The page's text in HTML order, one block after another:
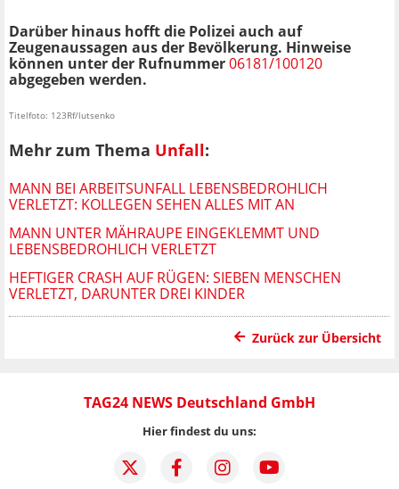
Darüber hinaus hofft die Polizei auch auf
Zeugenaussagen aus der Bevölkerung. Hinweise
können unter der Rufnummer06181/100120
abgegeben werden.
Titelfoto: 123Rf/lutsenko
Mehr zum Thema Unfall:
MANN BEI ARBEITSUNFALL LEBENSBEDROHLICH
VERLETZT: KOLLEGEN SEHEN ALLES MIT AN
MANN UNTER MÄHRAUPE EINGEKLEMMT UND
LEBENSBEDROHLICH VERLETZT
HEFTIGER CRASH AUF RÜGEN: SIEBEN MENSCHEN
VERLETZT, DARUNTER DREI KINDER
Zurück zur Übersicht
TAG24 NEWS Deutschland GmbH
Hier findest du uns: